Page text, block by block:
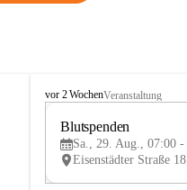
B
e
vor 2 WochenVeranstaltung
Blutspenden
Sa., 29. Aug., 07:00 -